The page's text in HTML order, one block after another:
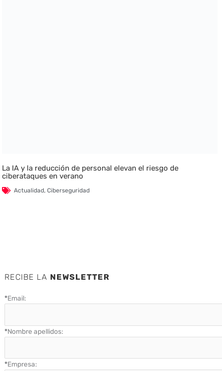
La IA y la reducción de personal elevan el riesgo de
ciberataques en verano
Actualidad,Ciberseguridad
RECIBE LA NEWSLETTER
*Email:
*Nombre apellidos:
*Empresa: